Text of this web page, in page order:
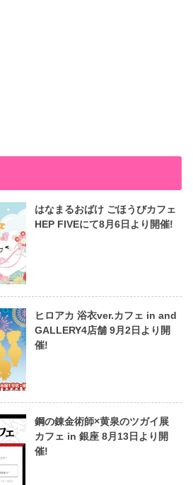
はなまるおばけ ごほうびカフェ
HEP FIVEにて8月6日より開催!
ヒロアカ 浴衣ver.カフェ in and
GALLERY4店舗 9月2日より開
催!
鋼の錬金術師×黄泉のツガイ展
カフェ in 銀座 8月13日より開
催!